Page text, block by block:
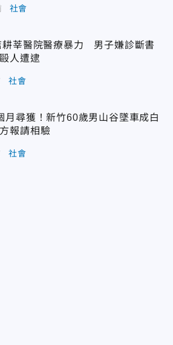
社會
耕莘醫院醫療暴力 男子嫌診斷書
人遭逮
社會
月尋獲！新竹60歲男山谷墜車成白
報請相驗
社會